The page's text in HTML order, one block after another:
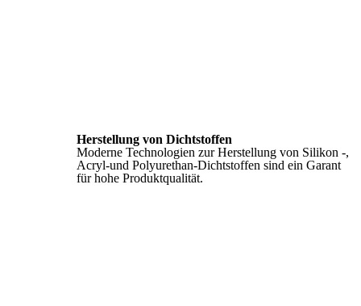
Herstellung von Dichtstoffen
Moderne Technologien zur Herstellung von Silikon -,
Acryl-und Polyurethan-Dichtstoffen sind ein Garant
für hohe Produktqualität.